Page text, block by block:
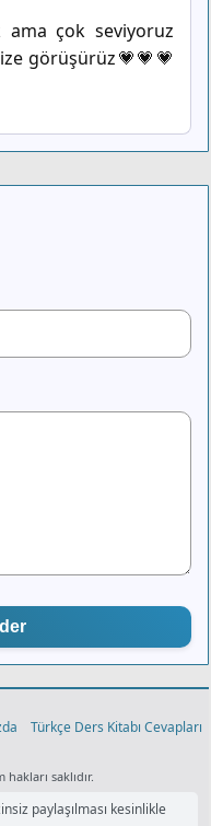
çok seviyoruz
görüşürüz💗💗💗
Türkçe Ders Kitabı Cevapları
hakları saklıdır.
paylaşılması kesinlikle